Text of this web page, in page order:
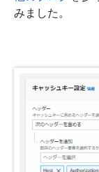
みました。